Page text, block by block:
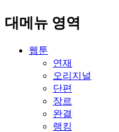
대메뉴 영역
웹툰
연재
오리지널
단편
장르
완결
랭킹